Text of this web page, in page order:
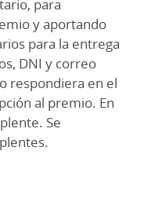
para
y aportando
para la entrega
DNI y correo
respondiera en el
al premio. En
Se